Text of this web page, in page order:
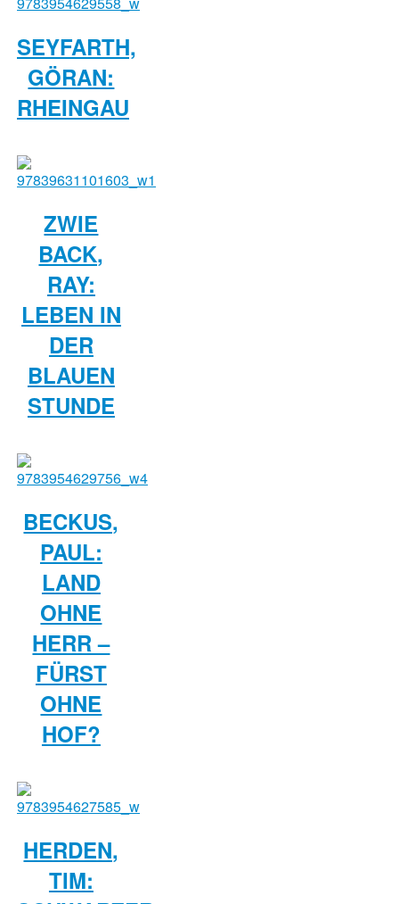
SEYFARTH,
GÖRAN:
RHEINGAU
ZWIE
BACK,
RAY:
LEBEN IN
DER
BLAUEN
STUNDE
BECKUS,
PAUL:
LAND
OHNE
HERR –
FÜRST
OHNE
HOF?
HERDEN,
TIM: